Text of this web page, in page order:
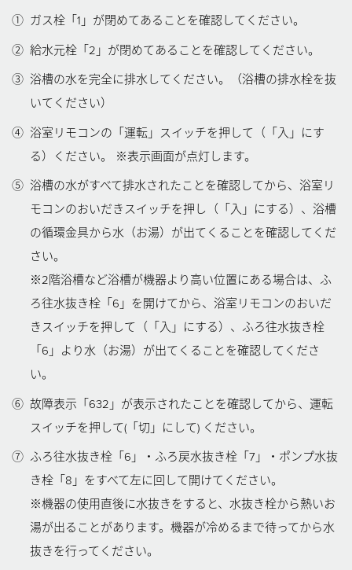
① ガス栓「1」が閉めてあることを確認してください。
② 給水元栓「2」が閉めてあることを確認してください。
③ 浴槽の水を完全に排水してください。（浴槽の排水栓を抜
いてください）
④ 浴室リモコンの「運転」スイッチを押して（「入」にす
る）ください。 ※表示画面が点灯します。
⑤ 浴槽の水がすべて排水されたことを確認してから、浴室リ
モコンのおいだきスイッチを押し（「入」にする）、浴槽
の循環金具から水（お湯）が出てくることを確認してくだ
さい。
※2階浴槽など浴槽が機器より高い位置にある場合は、ふ
ろ往水抜き栓「6」を開けてから、浴室リモコンのおいだ
きスイッチを押して（「入」にする）、ふろ往水抜き栓
「6」より水（お湯）が出てくることを確認してくださ
い。
⑥ 故障表示「632」が表示されたことを確認してから、運転
スイッチを押して(「切」にして) ください。
⑦ ふろ往水抜き栓「6」・ふろ戻水抜き栓「7」・ポンプ水抜
き栓「8」をすべて左に回して開けてください。
※機器の使用直後に水抜きをすると、水抜き栓から熱いお
湯が出ることがあります。機器が冷めるまで待ってから水
抜きを行ってください。